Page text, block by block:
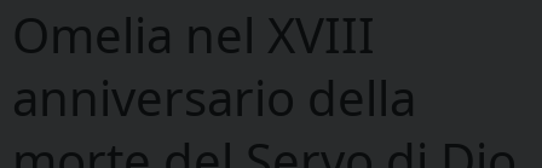
Omelia nel XVIII
anniversario della